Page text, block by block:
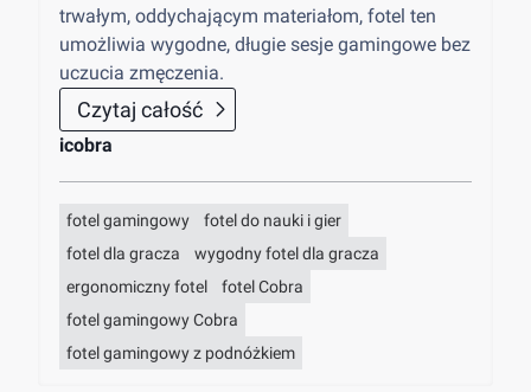
trwałym, oddychającym materiałom, fotel ten
umożliwia wygodne, długie sesje gamingowe bez
uczucia zmęczenia.
Czytaj całość
icobra
fotel gamingowy
fotel do nauki i gier
fotel dla gracza
wygodny fotel dla gracza
ergonomiczny fotel
fotel Cobra
fotel gamingowy Cobra
fotel gamingowy z podnóżkiem